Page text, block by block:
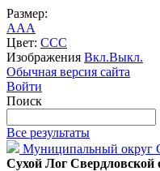
Размер:
AAA
Цвет: CCC
Изображения Вкл.Выкл.
Обычная версия сайта
Войти
Поиск
Все результаты
Муниципальный округ
Сухой Лог Свердловской